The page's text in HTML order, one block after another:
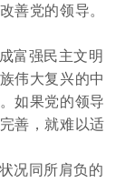
善党的领导。
富强民主文明
伟大复兴的中
如果党的领导
善，就难以适
况同所肩负的